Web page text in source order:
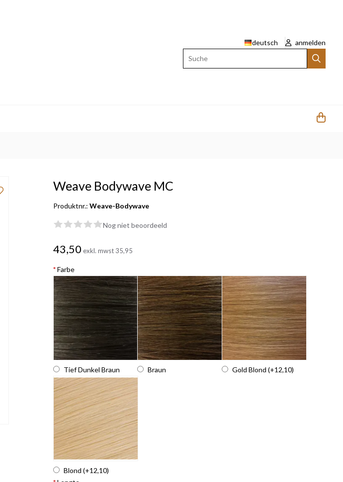
deutsch
anmelden
Weave Bodywave MC
Produktnr.:Weave-Bodywave
Nog niet beoordeeld
43,50 exkl. mwst 35,95
*Farbe
Tief Dunkel Braun Braun Gold Blond (+12,10)
Blond(+12,10)